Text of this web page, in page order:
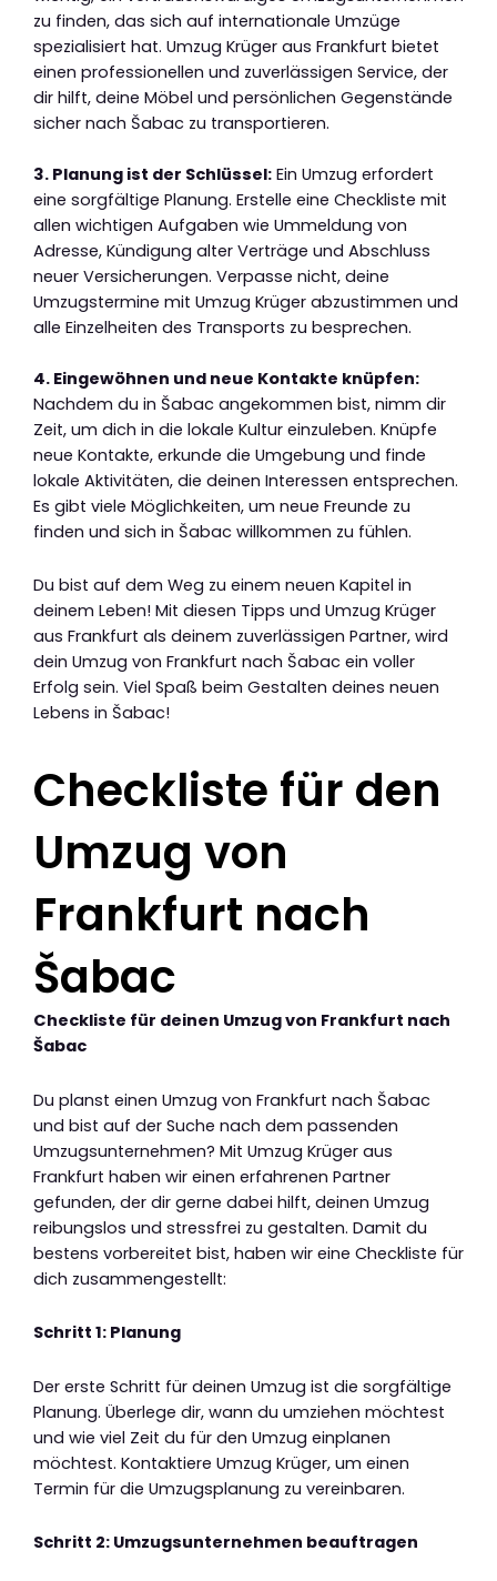
zu finden, das sich auf internationale Umzüge
spezialisiert hat. Umzug Krüger aus Frankfurt bietet
einen professionellen und zuverlässigen Service, der
dir hilft, deine Möbel und persönlichen Gegenstände
sicher nach Šabac zu transportieren.
3. Planung ist der Schlüssel: Ein Umzug erfordert
eine sorgfältige Planung. Erstelle eine Checkliste mit
allen wichtigen Aufgaben wie Ummeldung von
Adresse, Kündigung alter Verträge und Abschluss
neuer Versicherungen. Verpasse nicht, deine
Umzugstermine mit Umzug Krüger abzustimmen und
alle Einzelheiten des Transports zu besprechen.
4. Eingewöhnen und neue Kontakte knüpfen:
Nachdem du in Šabac angekommen bist, nimm dir
Zeit, um dich in die lokale Kultur einzuleben. Knüpfe
neue Kontakte, erkunde die Umgebung und finde
lokale Aktivitäten, die deinen Interessen entsprechen.
Es gibt viele Möglichkeiten, um neue Freunde zu
finden und sich in Šabac willkommen zu fühlen.
Du bist auf dem Weg zu einem neuen Kapitel in
deinem Leben! Mit diesen Tipps und Umzug Krüger
aus Frankfurt als deinem zuverlässigen Partner, wird
dein Umzug von Frankfurt nach Šabac ein voller
Erfolg sein. Viel Spaß beim Gestalten deines neuen
Lebens in Šabac!
Checkliste für den
Umzug von
Frankfurt nach
Šabac
Checkliste für deinen Umzug von Frankfurt nach
Šabac
Du planst einen Umzug von Frankfurt nach Šabac
und bist auf der Suche nach dem passenden
Umzugsunternehmen? Mit Umzug Krüger aus
Frankfurt haben wir einen erfahrenen Partner
gefunden, der dir gerne dabei hilft, deinen Umzug
reibungslos und stressfrei zu gestalten. Damit du
bestens vorbereitet bist, haben wir eine Checkliste für
dich zusammengestellt:
Schritt 1: Planung
Der erste Schritt für deinen Umzug ist die sorgfältige
Planung. Überlege dir, wann du umziehen möchtest
und wie viel Zeit du für den Umzug einplanen
möchtest. Kontaktiere Umzug Krüger, um einen
Termin für die Umzugsplanung zu vereinbaren.
Schritt 2: Umzugsunternehmen beauftragen